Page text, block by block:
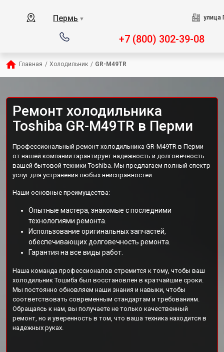
Пермь ▼ улица
+7 (800) 302-39-08
Главная / Холодильник / GR-M49TR
Ремонт холодильника
Toshiba GR-M49TR в Перми
Профессиональный ремонт холодильника GR-M49TR в Перми
от нашей компании гарантирует надежность и долговечность
вашей бытовой техники Toshiba. Мы предлагаем полный спектр
услуг для устранения любых неисправностей.
Наши основные преимущества:
Опытные мастера, знакомые с последними
технологиями ремонта.
Использование оригинальных запчастей,
обеспечивающих долговечность ремонта.
Гарантия на все виды работ.
Наша команда профессионалов стремится к тому, чтобы ваш
холодильник Тошиба был восстановлен в кратчайшие сроки.
Мы постоянно обновляем наши знания и навыки, чтобы
соответствовать современным стандартам и требованиям.
Обращаясь к нам, вы получаете не только качественный
ремонт, но и уверенность в том, что ваша техника находится в
надежных руках.